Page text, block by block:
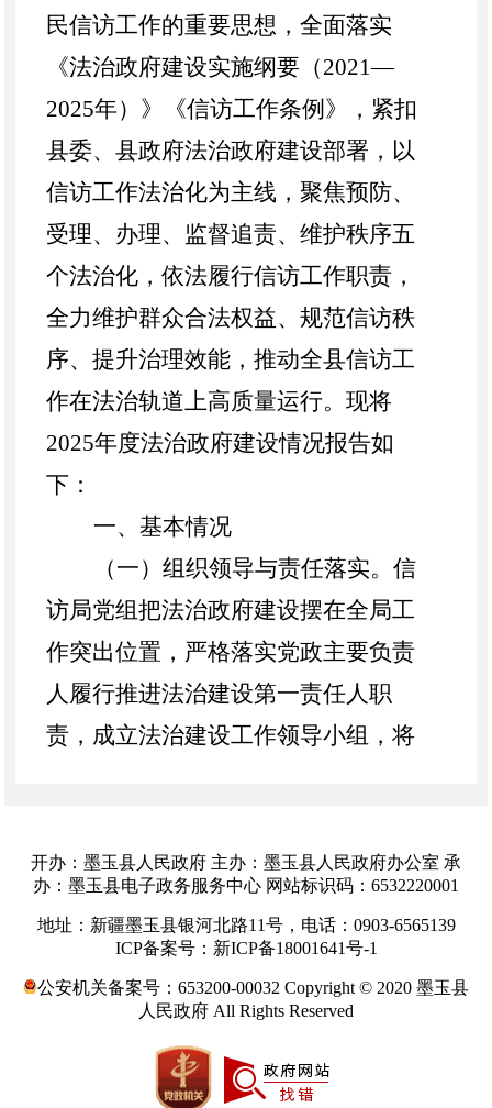
民信访工作的重要思想，全面落实
《法治政府建设实施纲要（2021—
2025年）》《信访工作条例》，紧扣
县委、县政府法治政府建设部署，以
信访工作法治化为主线，聚焦预防、
受理、办理、监督追责、维护秩序五
个法治化，依法履行信访工作职责，
全力维护群众合法权益、规范信访秩
序、提升治理效能，推动全县信访工
作在法治轨道上高质量运行。现将
2025年度法治政府建设情况报告如
下：
一、基本情况
（一）组织领导与责任落实。信
访局党组把法治政府建设摆在全局工
作突出位置，严格落实党政主要负责
人履行推进法治建设第一责任人职
责，成立法治建设工作领导小组，将
治信访工作4次，制定年度法治建设工
作要点，明确责任分工、时间节点与
推进举措，形成主要领导亲自抓、分
管领导具体抓、各科室协同抓的工作
格局，确保法治政府建设各项任务落
开办：墨玉县人民政府 主办：墨玉县人民政府办公室 承
办：墨玉县电子政务服务中心 网站标识码：6532220001
地址：新疆墨玉县银河北路11号，电话：0903-6565139
ICP备案号：新ICP备18001641号-1
公安机关备案号：653200-00032 Copyright © 2020 墨玉县
人民政府 All Rights Reserved